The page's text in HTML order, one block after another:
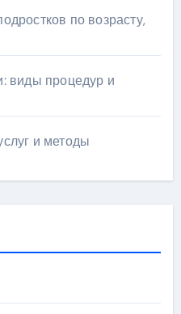
по возрасту,
виды процедур и
и методы